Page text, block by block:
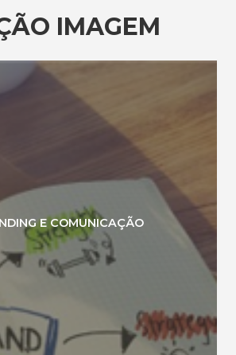
IMAGEM
E COMUNICAÇÃO